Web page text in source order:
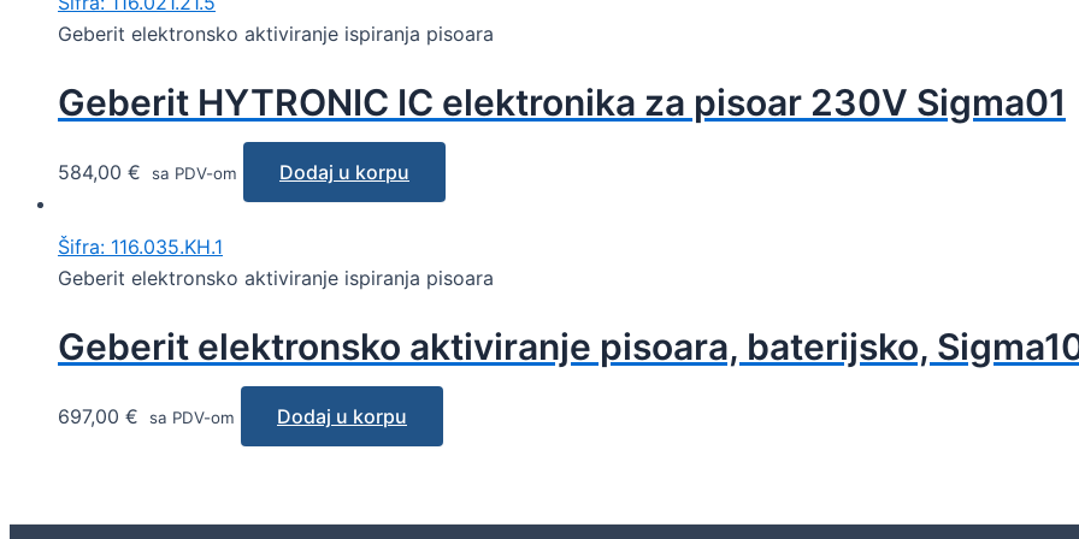
Geberit elektronsko aktiviranje ispiranja pisoara
Geberit HYTRONIC IC elektronika za pisoar 230V Sigma01
584,00 € sa PDV-om Dodaj u korpu
Šifra: 116.035.KH.1
Geberit elektronsko aktiviranje ispiranja pisoara
Geberit elektronsko aktiviranje pisoara, baterijsko,
697,00 € sa PDV-om Dodaj u korpu